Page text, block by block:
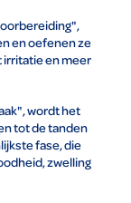
en oefenen ze
irritatie en meer
wordt het
tot de tanden
fase, die
zwelling